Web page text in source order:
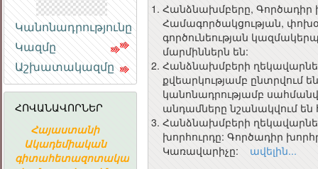
Կանոնադրությունը
Կազմը
Աշխատակազմը
ՀՈՎԱՆԱՎՈՐՆԵՐ
Հայաստանի
Ակադեմիական
գիտահետազոտական
«ԱՐՄԻՆԿՈ»
ՀԱՅԿԱԿԱՆ
ՏԵՂԵԿԱՏՎԱԿԱՆ
Հանձնախմբերը, Գործադիր
Համագործակցության,
գործունեության
մարմիններն են:
Հանձնախմբերի
քվեարկությամբ ընտրվում
կանոնադրությամբ
անդամները նշանակվում
Հանձնախմբերի
խորհուրդը: Գործադիր
Կառավարիչը: ավելին...